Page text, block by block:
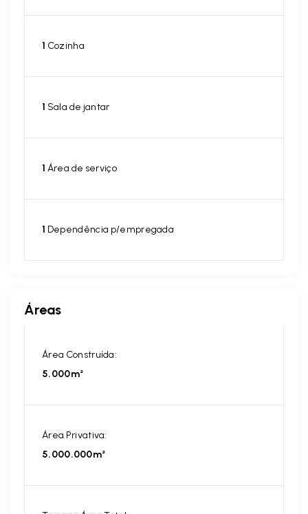
1 Cozinha
1 Sala de jantar
1 Área de serviço
1 Dependência p/empregada
Áreas
Área Construída:
5.000m²
Área Privativa:
5.000.000m²